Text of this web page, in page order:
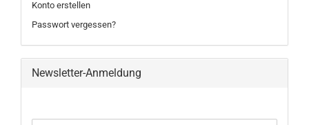
Konto erstellen
Passwort vergessen?
Newsletter-Anmeldung